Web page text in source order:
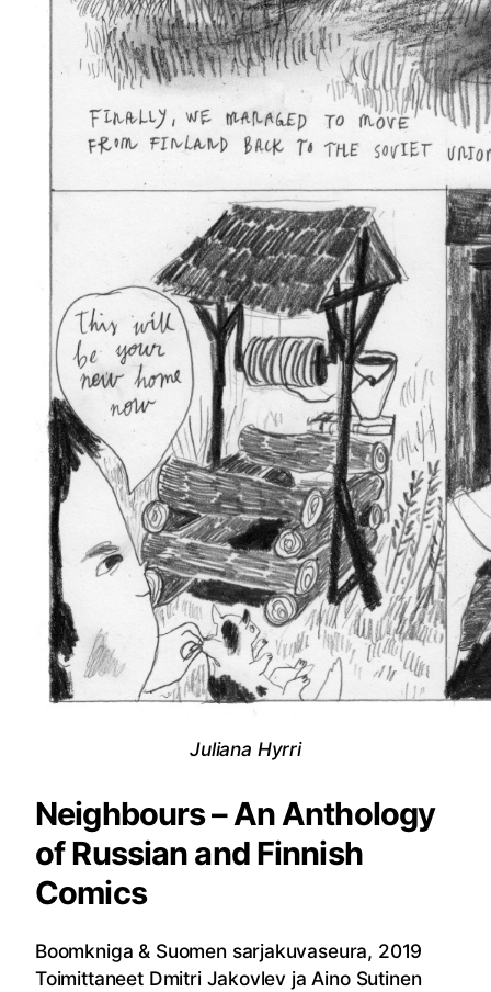
Juliana Hyrri
Neighbours – An Anthology
of Russian and Finnish
Comics
Boomkniga & Suomen sarjakuvaseura, 2019
Toimittaneet Dmitri Jakovlev ja Aino Sutinen